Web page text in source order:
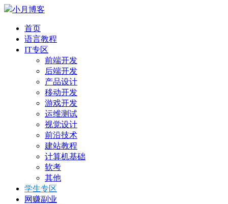
小月博客
首页
语言教程
IT专区
前端开发
后端开发
产品设计
移动开发
游戏开发
运维测试
视觉设计
前沿技术
建站教程
计算机基础
软考
其他
学生专区
网赚副业